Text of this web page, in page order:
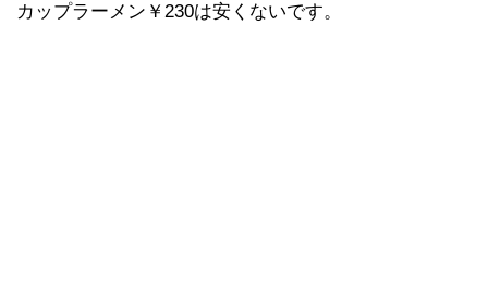
カップラーメン￥230は安くないです。